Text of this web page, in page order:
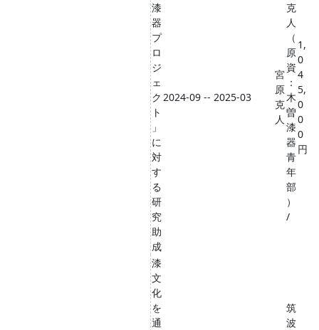
漆
器
プ
ロ
ジ
ェ
ク
ト
」
に
対
す
る
研
究
助
成
2024-09 -- 2025-03
宮
原
克
人
克
人
（
原
資
：
木
曽
漆
器
青
年
部
）
/
1,
0
4
5,
0
0
0
円
漆
文
化
を
通
筑
波